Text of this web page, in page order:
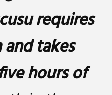
requires
takes
hours of